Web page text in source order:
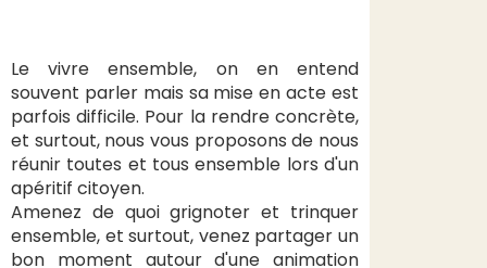
Le vivre ensemble, on en entend
souvent parler mais sa mise en acte est
parfois difficile. Pour la rendre concrète,
et surtout, nous vous proposons de nous
réunir toutes et tous ensemble lors d'un
apéritif citoyen.
Amenez de quoi grignoter et trinquer
ensemble, et surtout, venez partager un
bon moment autour d'une animation